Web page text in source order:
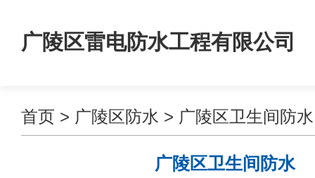
广陵区雷电防水工程有限公司
首页 > 广陵区防水 > 广陵区卫生间防水
广陵区卫生间防水